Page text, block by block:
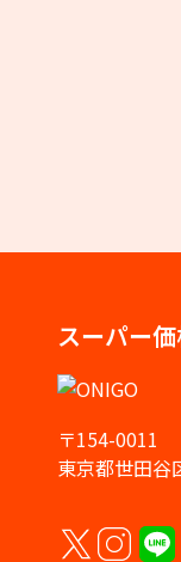
スーパー
〒154-0011
東京都世田谷